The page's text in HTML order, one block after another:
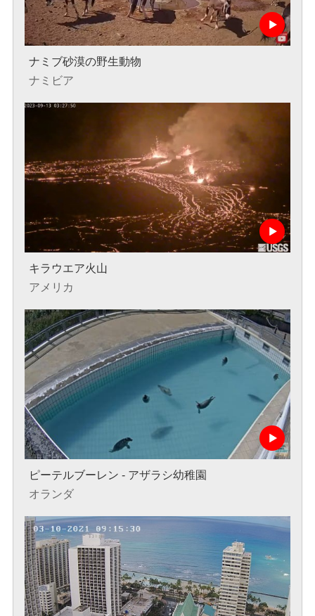
ナミブ砂漠の野生動物
ナミビア
キラウエア火山
アメリカ
ピーテルブーレン - アザラシ幼稚園
オランダ